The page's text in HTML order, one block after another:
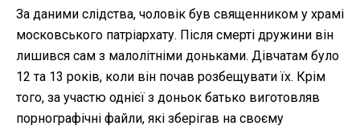
За даними слідства, чоловік був священником у храмі
московського патріархату. Після смерті дружини він
лишився сам з малолітніми доньками. Дівчатам було
12 та 13 років, коли він почав розбещувати їх. Крім
того, за участю однієї з доньок батько виготовляв
порнографічні файли, які зберігав на своєму